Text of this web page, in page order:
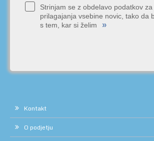
Strinjam se z obdelavo podatkov
prilagajanja vsebine novic, tako da
s tem, kar si želim
»
Kontakt
O podjetju